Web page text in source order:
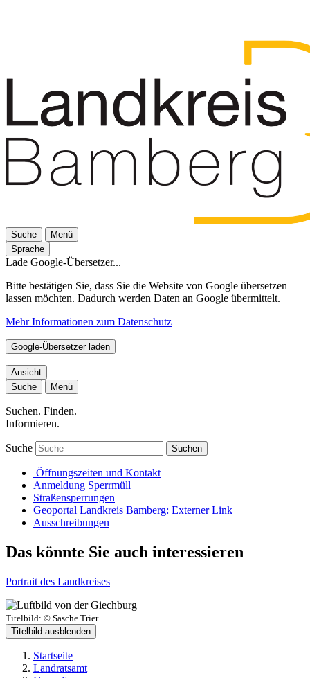
Suche
Menü
Sprache
Lade Google-Übersetzer...
Bitte bestätigen Sie, dass Sie die Website von Google übersetzen
lassen möchten. Dadurch werden Daten an Google übermittelt.
Mehr Informationen zum Datenschutz
Google-Übersetzer laden
Ansicht
Suche
Menü
Suchen. Finden.
Informieren.
Suche Suchen
Öffnungszeiten und Kontakt
Anmeldung Sperrmüll
Straßensperrungen
Geoportal Landkreis Bamberg: Externer Link
Ausschreibungen
Das könnte Sie auch interessieren
Portrait des Landkreises
Titelbild: © Sasche Trier
Titelbild ausblenden
Startseite
Landratsamt